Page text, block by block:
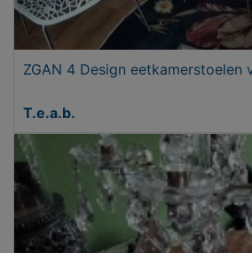
ZGAN 4 Design eetkamerstoelen
T.e.a.b.